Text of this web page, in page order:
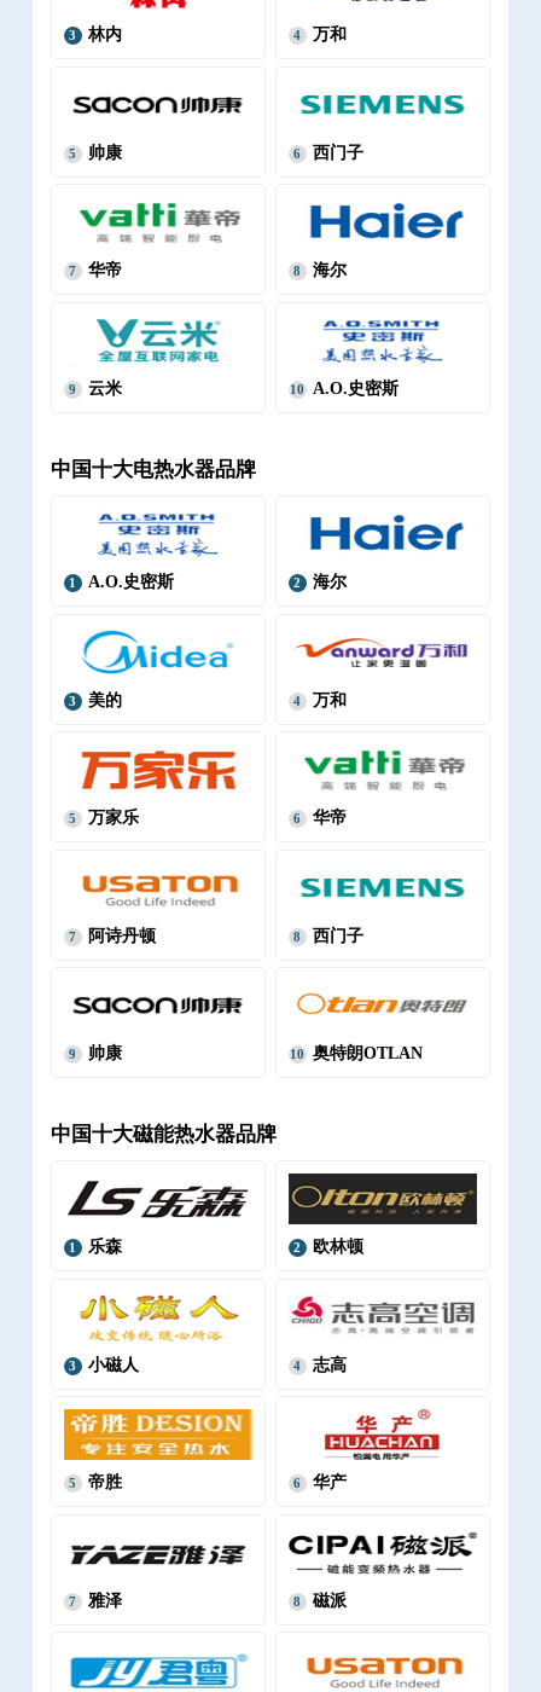
3 林内 4 万和
5 帅康 6 西门子
7 华帝 8 海尔
9 云米 10 A.O.史密斯
中国十大电热水器品牌
1 A.O.史密斯 2 海尔
3 美的 4 万和
5 万家乐 6 华帝
7 阿诗丹顿 8 西门子
9 帅康 10 奥特朗OTLAN
中国十大磁能热水器品牌
1 乐森 2 欧林顿
3 小磁人 4 志高
5 帝胜 6 华产
7 雅泽 8 磁派